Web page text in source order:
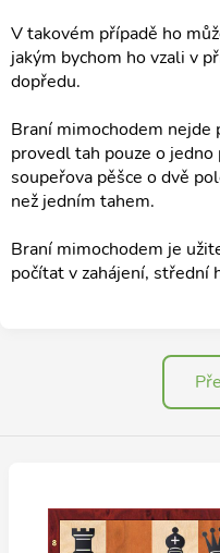
V takovém případě ho
jakým bychom ho vzali v
dopředu.
Braní mimochodem nejde
provedl tah pouze o
soupeřova pěšce o dvě
než jedním tahem.
Braní mimochodem je
počítat v zahájení, střední